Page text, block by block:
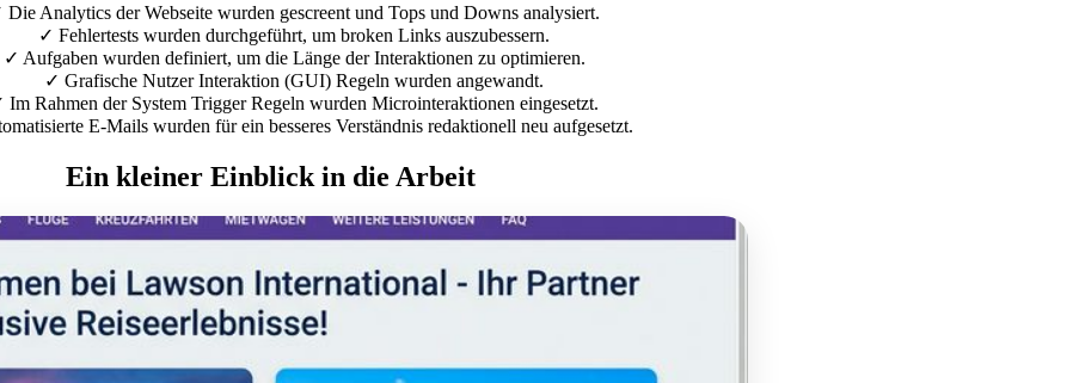
Die Analytics der Webseite wurden gescreent und Tops und Downs analysiert.
✓ Fehlertests wurden durchgeführt, um broken Links auszubessern.
✓ Aufgaben wurden definiert, um die Länge der Interaktionen zu optimieren.
✓ Grafische Nutzer Interaktion (GUI) Regeln wurden angewandt.
Im Rahmen der System Trigger Regeln wurden Microinteraktionen eingesetzt.
E-Mails wurden für ein besseres Verständnis redaktionell neu aufgesetzt.
Ein kleiner Einblick in die Arbeit